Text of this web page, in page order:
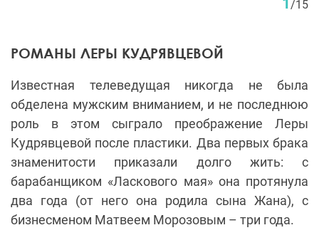
/15
РОМАНЫ ЛЕРЫ КУДРЯВЦЕВОЙ
Известная телеведущая никогда не была
обделена мужским вниманием, и не последнюю
роль в этом сыграло преображение Леры
Кудрявцевой после пластики. Два первых брака
знаменитости приказали долго жить: с
барабанщиком «Ласкового мая» она протянула
два года (от него она родила сына Жана), с
бизнесменом Матвеем Морозовым – три года.